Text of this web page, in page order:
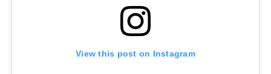
View this post on Instagram